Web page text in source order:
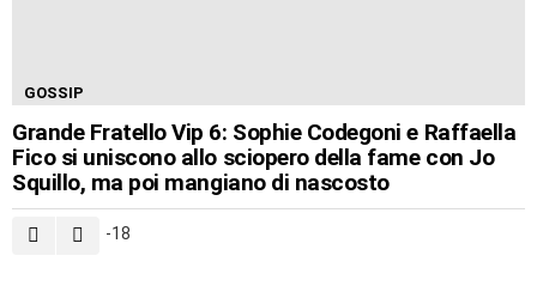
GOSSIP
Grande Fratello Vip 6: Sophie Codegoni e Raffaella
Fico si uniscono allo sciopero della fame con Jo
Squillo, ma poi mangiano di nascosto
-18